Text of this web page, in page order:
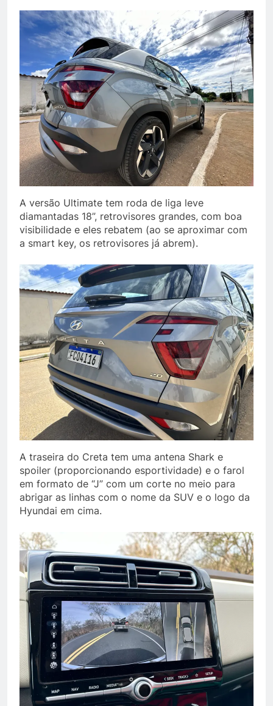
A versão Ultimate tem roda de liga leve
diamantadas 18”, retrovisores grandes, com boa
visibilidade e eles rebatem (ao se aproximar com
a smart key, os retrovisores já abrem).
A traseira do Creta tem uma antena Shark e
spoiler (proporcionando esportividade) e o farol
em formato de “J” com um corte no meio para
abrigar as linhas com o nome da SUV e o logo da
Hyundai em cima.